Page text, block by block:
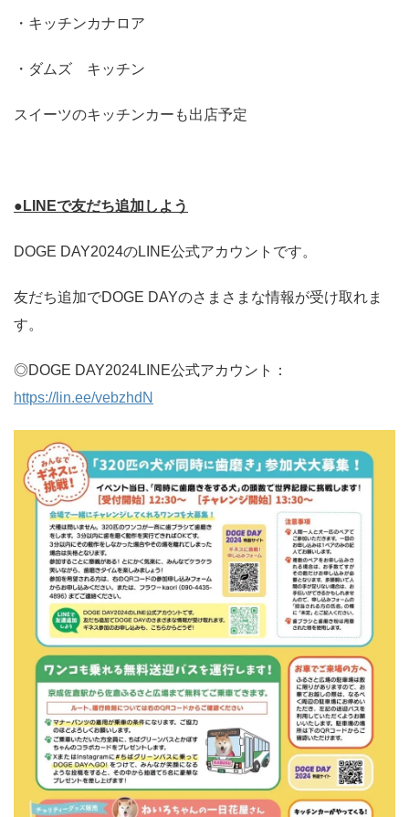
・キッチンカナロア
・ダムズ キッチン
スイーツのキッチンカーも出店予定
●LINEで友だち追加しよう
DOGE DAY2024のLINE公式アカウントです。
友だち追加でDOGE DAYのさまさまな情報が受け取れま
す。
◎DOGE DAY2024LINE公式アカウント：
https://lin.ee/vebzhdN